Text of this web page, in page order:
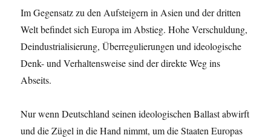
Im Gegensatz zu den Aufsteigern in Asien und der dritten
Welt befindet sich Europa im Abstieg. Hohe Verschuldung,
Deindustrialisierung, Überregulierungen und ideologische
Denk- und Verhaltensweise sind der direkte Weg ins
Abseits.
Nur wenn Deutschland seinen ideologischen Ballast abwirft
und die Zügel in die Hand nimmt, um die Staaten Europas